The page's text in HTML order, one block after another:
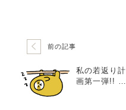
前の記事
私の若返り計
画第一弾!! 女